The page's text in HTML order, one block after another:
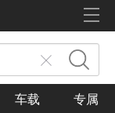
车载 专属